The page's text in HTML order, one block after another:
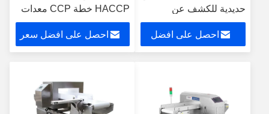
حديدية للكشف عن
المعادن رئيس
احصل على افضل
HACCP خطة CCP معدات
للكشف عن المعادن
احصل على افضل سعر